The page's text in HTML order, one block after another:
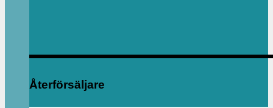
Återförsäljare